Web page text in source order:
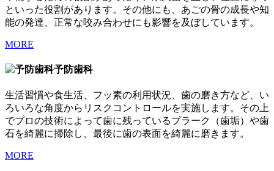
といった役割があります。その他にも、あごの骨の成長や知
能の発達、正常な咬み合わせにも影響を及ぼしています。
MORE
予防歯科
生活習慣や食生活、フッ素の利用状況、歯の磨き方など、い
ろいろな角度からリスクコントロールを実施します。その上
でプロの技術によって歯に残っているプラーク（歯垢）や歯
石を綺麗に掃除し、最後に歯の表面を綺麗に磨きます。
MORE